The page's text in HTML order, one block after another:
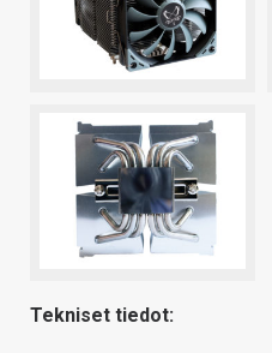
Tekniset tiedot: